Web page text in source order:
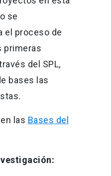
se
el proceso de
primeras
del SPL,
bases las
las Bases del